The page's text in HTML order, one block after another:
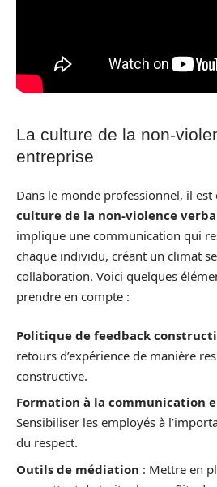
La culture de la non-
entreprise
Dans le monde professionnel, il est
culture de la non-violence
implique une communication qui
chaque individu, créant un climat
collaboration. Voici quelques
prendre en compte :
Politique de feedback
retours d’expérience de manière
constructive.
Formation à la communication
Sensibiliser les employés à
du respect.
Outils de médiation : Mettre en